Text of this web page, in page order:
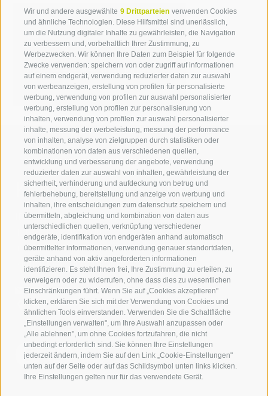
Wir und andere ausgewählte 9 Drittparteien verwenden Cookies
und ähnliche Technologien. Diese Hilfsmittel sind unerlässlich,
um die Nutzung digitaler Inhalte zu gewährleisten, die Navigation
zu verbessern und, vorbehaltlich Ihrer Zustimmung, zu
Werbezwecken. Wir können Ihre Daten zum Beispiel für folgende
Zwecke verwenden: speichern von oder zugriff auf informationen
auf einem endgerät, verwendung reduzierter daten zur auswahl
von werbeanzeigen, erstellung von profilen für personalisierte
werbung, verwendung von profilen zur auswahl personalisierter
werbung, erstellung von profilen zur personalisierung von
inhalten, verwendung von profilen zur auswahl personalisierter
inhalte, messung der werbeleistung, messung der performance
von inhalten, analyse von zielgruppen durch statistiken oder
kombinationen von daten aus verschiedenen quellen,
entwicklung und verbesserung der angebote, verwendung
reduzierter daten zur auswahl von inhalten, gewährleistung der
sicherheit, verhinderung und aufdeckung von betrug und
fehlerbehebung, bereitstellung und anzeige von werbung und
inhalten, ihre entscheidungen zum datenschutz speichern und
übermitteln, abgleichung und kombination von daten aus
unterschiedlichen quellen, verknüpfung verschiedener
endgeräte, identifikation von endgeräten anhand automatisch
übermittelter informationen, verwendung genauer standortdaten,
geräte anhand von aktiv angeforderten informationen
identifizieren. Es steht Ihnen frei, Ihre Zustimmung zu erteilen, zu
verweigern oder zu widerrufen, ohne dass dies zu wesentlichen
Einschränkungen führt. Wenn Sie auf „Cookies akzeptieren"
klicken, erklären Sie sich mit der Verwendung von Cookies und
ähnlichen Tools einverstanden. Verwenden Sie die Schaltfläche
„Einstellungen verwalten", um Ihre Auswahl anzupassen oder
„Alle ablehnen", um ohne Cookies fortzufahren, die nicht
unbedingt erforderlich sind. Sie können Ihre Einstellungen
jederzeit ändern, indem Sie auf den Link „Cookie-Einstellungen"
unten auf der Seite oder auf das Schildsymbol unten links klicken.
Ihre Einstellungen gelten nur für das verwendete Gerät.
Thomas Egebrecht
T +39 0471 094 530
thomas.egebrecht[at]idm-
suedtirol.com
Kontaktieren Sie uns
IDM Südtirol - Alto Adige
+39 0471 094 000
info[at]idm-suedtirol.com
idm[at]pec.idm-suedtirol.com
SCHREIBEN SIE UNS!
HIER FINDEN SIE UNS